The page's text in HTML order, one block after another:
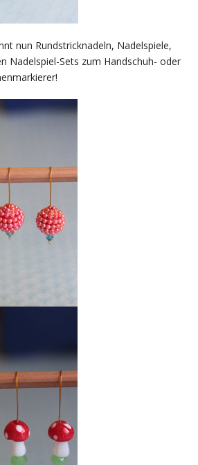
nun Rundstricknadeln, Nadelspiele,
Nadelspiel-Sets zum Handschuh- oder